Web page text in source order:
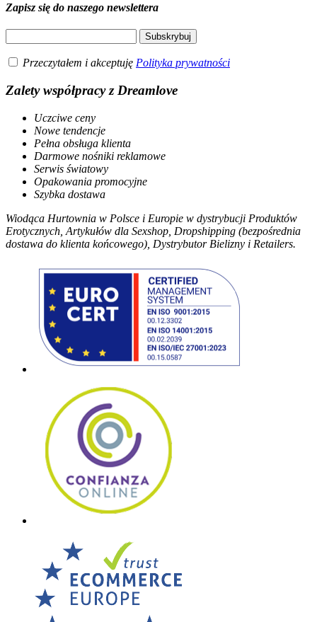
Zapisz się do naszego newslettera
Przeczytałem i akceptuję Polityka prywatności
Zalety współpracy z Dreamlove
Uczciwe ceny
Nowe tendencje
Pełna obsługa klienta
Darmowe nośniki reklamowe
Serwis światowy
Opakowania promocyjne
Szybka dostawa
Wiodąca Hurtownia w Polsce i Europie w dystrybucji Produktów
Erotycznych, Artykułów dla Sexshop, Dropshipping (bezpośrednia
dostawa do klienta końcowego), Dystrybutor Bielizny i Retailers.